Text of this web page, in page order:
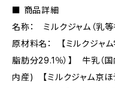
■ 商品詳細
名称： ミルクジャム（乳
原材料名： 【ミルクジャ
脂肪分29.1％）】 牛乳（国
内産) 【ミルクジャム京